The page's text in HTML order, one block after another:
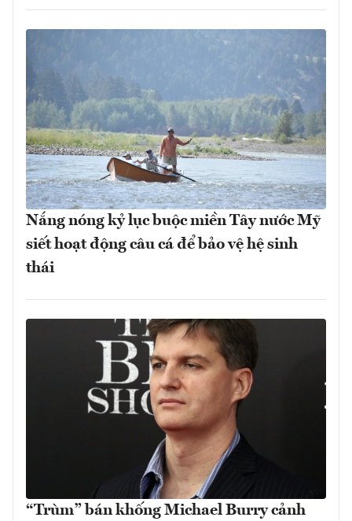
Nắng nóng kỷ lục buộc miền Tây nước Mỹ
siết hoạt động câu cá để bảo vệ hệ sinh
thái
“Trùm” bán khống Michael Burry cảnh